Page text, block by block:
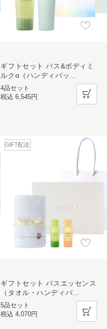
ギフトセット バス&ボディミ
ルクα（ハンディバッ
4品セット
税込6,545円
ギフトセット バスエッセンス
（タオル・ハンディバ...
GIFT配送
5品セット
税込4,070円